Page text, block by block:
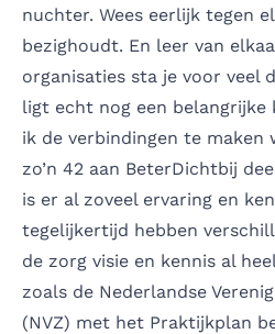
nuchter. Wees eerlijk tegen
bezighoudt. En leer van
organisaties sta je voor veel
ligt echt nog een belangrijke
ik de verbindingen te maken
zo’n 42 aan BeterDichtbij
is er al zoveel ervaring en
tegelijkertijd hebben
de zorg visie en kennis al
zoals de Nederlandse
(NVZ) met het Praktijkplan